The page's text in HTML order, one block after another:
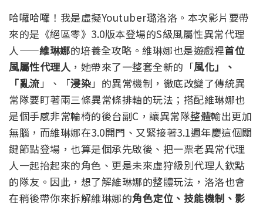
哈囉哈囉！我是虛擬Youtuber璐洛洛。本次影片要帶
來的是《絕區零》3.0版本登場的S級風屬性異常代理
人——維琳娜的培養全攻略。 維琳娜也是遊戲裡首位
風屬性代理人 ，她帶來了一整套全新的「風化」、
「亂流 」、「浸染」的異常機制，徹底改變了傳統異
常隊要盯著兩三條異常條排軸的玩法；搭配維琳娜也
是個手感非常輪椅的後台副C，讓異常隊整體輸出更加
無腦，而維琳娜在3.0開門、又緊接著3.1週年慶這個關
鍵節點登場，也算是個承先啟後、把一票老異常代理
人一起抬起來的角色、更是未來虛狩級別代理人欽點
的隊友。 因此，想了解維琳娜的整體玩法，洛洛也會
在稍後帶你來拆解維琳娜的角色定位、技能機制、影